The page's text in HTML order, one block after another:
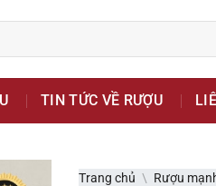
thiệu thông tin các sản
TIN TỨC VỀ RƯỢU
Trang chủ \ Rượu